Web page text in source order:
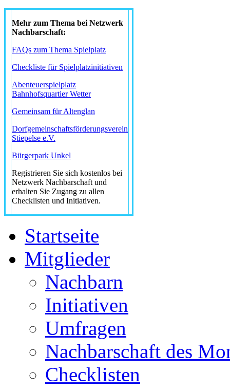
Mehr zum Thema bei Netzwerk
Nachbarschaft:
FAQs zum Thema Spielplatz
Checkliste für Spielplatzinitiativen
Abenteuerspielplatz
Bahnhofsquartier Wetter
Gemeinsam für Altenglan
Dorfgemeinschaftsförderungsverein
Stiepelse e.V.
Bürgerpark Unkel
Registrieren Sie sich kostenlos bei
Netzwerk Nachbarschaft und
erhalten Sie Zugang zu allen
Checklisten und Initiativen.
Startseite
Mitglieder
Nachbarn
Initiativen
Umfragen
Nachbarschaft des
Checklisten